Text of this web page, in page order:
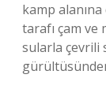
kamp
tarafı çam ve
sularla çevrili